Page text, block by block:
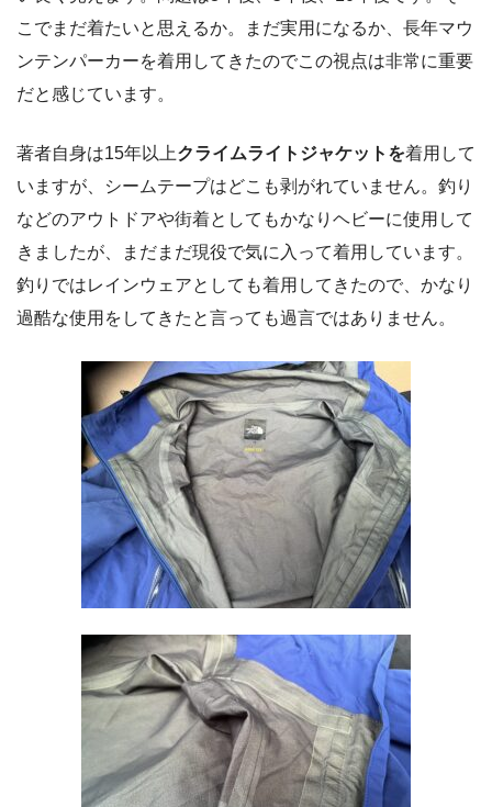
こでまだ着たいと思えるか。まだ実用になるか、長年マウ
ンテンパーカーを着用してきたのでこの視点は非常に重要
だと感じています。
著者自身は15年以上クライムライトジャケットを着用して
いますが、シームテープはどこも剥がれていません。釣り
などのアウトドアや街着としてもかなりヘビーに使用して
きましたが、まだまだ現役で気に入って着用しています。
釣りではレインウェアとしても着用してきたので、かなり
過酷な使用をしてきたと言っても過言ではありません。